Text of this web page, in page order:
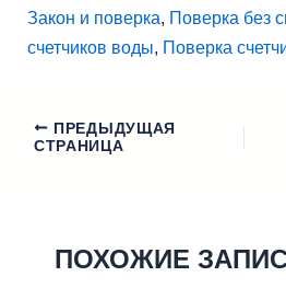
Закон и поверка, Поверка без
счетчиков воды, Поверка
Навигация
ПРЕДЫДУЩАЯ
СТРАНИЦА
ПОХОЖИЕ